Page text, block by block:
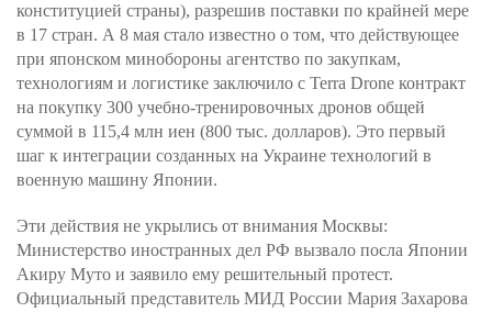
конституцией страны), разрешив поставки по крайней мере
в 17 стран. А 8 мая стало известно о том, что действующее
при японском минобороны агентство по закупкам,
технологиям и логистике заключило с Terra Drone контракт
на покупку 300 учебно-тренировочных дронов общей
суммой в 115,4 млн иен (800 тыс. долларов). Это первый
шаг к интеграции созданных на Украине технологий в
военную машину Японии.
Эти действия не укрылись от внимания Москвы:
Министерство иностранных дел РФ вызвало посла Японии
Акиру Муто и заявило ему решительный протест.
Официальный представитель МИД России Мария Захарова